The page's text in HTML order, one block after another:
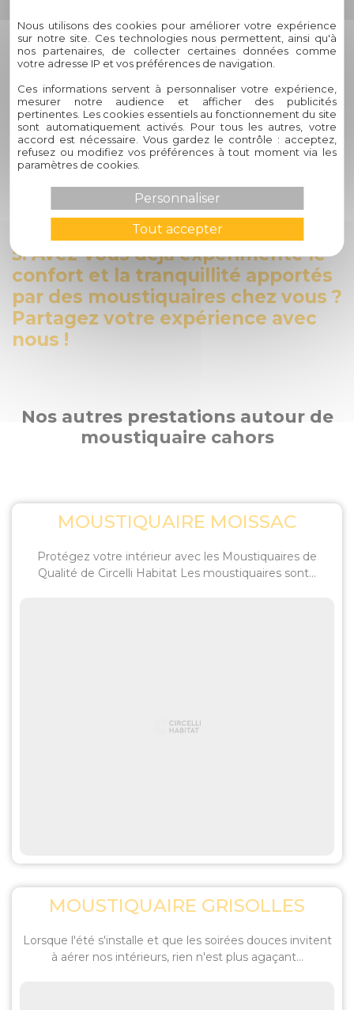
indésirables. Vous pouvez ainsi profiter pleinement de votre
espace intérieur et extérieur en toute quiétude.
4. Comment puis-je obtenir
davantage d'informations sur les
moustiquaires de Circelli Habitat ?
Pour en savoir plus sur nos moustiquaires et les services
que nous proposons, n'hésitez pas à nous contacter
directement. Notre équipe est là pour répondre à toutes
vos questions et vous fournir les informations nécessaires
pour faire le meilleur choix pour votre habitat à Cahors.
5. Avez-vous déjà expérimenté le
confort et la tranquillité apportés
par des moustiquaires chez vous ?
Partagez votre expérience avec
nous !
Nos autres prestations autour de
moustiquaire cahors
MOUSTIQUAIRE MOISSAC
Protégez votre intérieur avec les Moustiquaires de
Qualité de Circelli Habitat Les moustiquaires sont...
MOUSTIQUAIRE GRISOLLES
Lorsque l'été s'installe et que les soirées douces invitent
à aérer nos intérieurs, rien n'est plus agaçant...
Nous utilisons des cookies pour améliorer votre expérience
sur notre site. Ces technologies nous permettent, ainsi qu'à
nos partenaires, de collecter certaines données comme
votre adresse IP et vos préférences de navigation.
Ces informations servent à personnaliser votre expérience,
mesurer notre audience et afficher des publicités
pertinentes. Les cookies essentiels au fonctionnement du site
sont automatiquement activés. Pour tous les autres, votre
accord est nécessaire. Vous gardez le contrôle : acceptez,
refusez ou modifiez vos préférences à tout moment via les
paramètres de cookies.
Tout accepter
Personnaliser